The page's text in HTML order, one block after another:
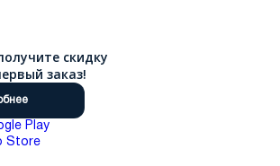
скидку
заказ!